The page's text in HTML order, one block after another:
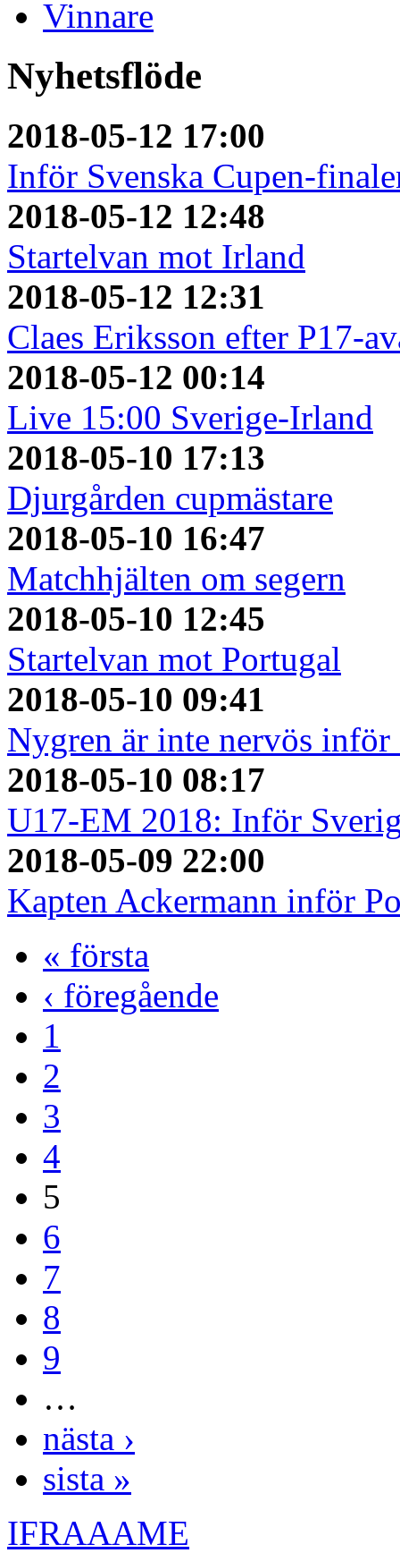
Vinnare
Nyhetsflöde
2018-05-12 17:00
Inför Svenska Cupen-
2018-05-12 12:48
Startelvan mot Irland
2018-05-12 12:31
Claes Eriksson efter P17-
2018-05-12 00:14
Live 15:00 Sverige-Irland
2018-05-10 17:13
Djurgården cupmästare
2018-05-10 16:47
Matchhjälten om segern
2018-05-10 12:45
Startelvan mot Portugal
2018-05-10 09:41
Nygren är inte nervös inför
2018-05-10 08:17
U17-EM 2018: Inför
2018-05-09 22:00
Kapten Ackermann inför
« första
‹ föregående
1
2
3
4
5
6
7
8
9
…
nästa ›
sista »
IFRAAAME